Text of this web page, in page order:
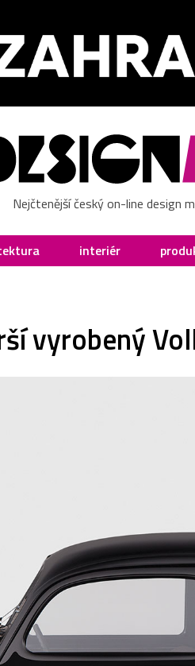
Nejčtenější český on-line design
interiér
vyrobený